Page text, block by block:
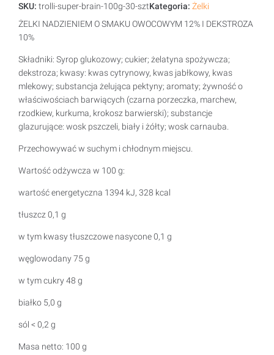
SKU: trolli-super-brain-100g-30-sztKategoria: Żelki
ŻELKI NADZIENIEM O SMAKU OWOCOWYM 12% I DEKSTROZA
10%
Składniki: Syrop glukozowy; cukier; żelatyna spożywcza;
dekstroza; kwasy: kwas cytrynowy, kwas jabłkowy, kwas
mlekowy; substancja żelująca pektyny; aromaty; żywność o
właściwościach barwiących (czarna porzeczka, marchew,
rzodkiew, kurkuma, krokosz barwierski); substancje
glazurujące: wosk pszczeli, biały i żółty; wosk carnauba.
Przechowywać w suchym i chłodnym miejscu.
Wartość odżywcza w 100 g:
wartość energetyczna 1394 kJ, 328 kcal
tłuszcz 0,1 g
w tym kwasy tłuszczowe nasycone 0,1 g
węglowodany 75 g
w tym cukry 48 g
białko 5,0 g
sól < 0,2 g
Masa netto: 100 g